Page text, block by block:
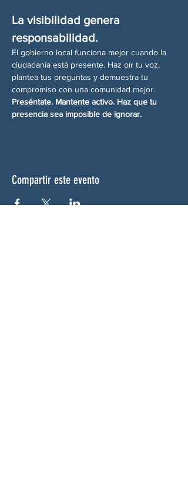
La visibilidad genera
responsabilidad.
El gobierno local funciona mejor cuando la
ciudadanía está presente. Haz oír tu voz,
plantea tus preguntas y demuestra tu
compromiso con una comunidad mejor.
Preséntate. Mantente activo. Haz que tu
presencia sea imposible de ignorar.
Compartir este evento